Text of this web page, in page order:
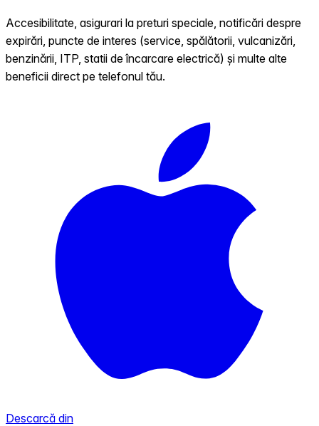
Accesibilitate, asigurari la preturi speciale, notificări despre
expirări, puncte de interes (service, spălătorii, vulcanizări,
benzinării, ITP, statii de încarcare electrică) și multe alte
beneficii direct pe telefonul tău.
Descarcă din